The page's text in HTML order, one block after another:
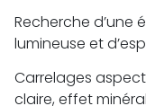
Recherche d’une
lumineuse et
Carrelages
claire, effet minéral